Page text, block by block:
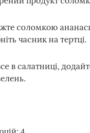
соломкою
часник на тертці.
в салатниці,